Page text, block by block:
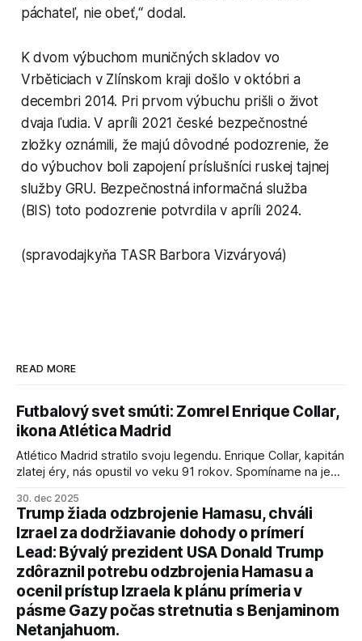
páchateľ, nie obeť,“ dodal.
K dvom výbuchom muničných skladov vo
Vrběticiach v Zlínskom kraji došlo v októbri a
decembri 2014. Pri prvom výbuchu prišli o život
dvaja ľudia. V apríli 2021 české bezpečnostné
zložky oznámili, že majú dôvodné podozrenie, že
do výbuchov boli zapojení príslušníci ruskej tajnej
služby GRU. Bezpečnostná informačná služba
(BIS) toto podozrenie potvrdila v apríli 2024.
(spravodajkyňa TASR Barbora Vizváryová)
READ MORE
Futbalový svet smúti: Zomrel Enrique Collar,
ikona Atlética Madrid
Atlético Madrid stratilo svoju legendu. Enrique Collar, kapitán
zlatej éry, nás opustil vo veku 91 rokov. Spomíname na jeho
30. dec 2025
Trump žiada odzbrojenie Hamasu, chváli
Izrael za dodržiavanie dohody o prímerí
Lead: Bývalý prezident USA Donald Trump
zdôraznil potrebu odzbrojenia Hamasu a
ocenil prístup Izraela k plánu prímeria v
pásme Gazy počas stretnutia s Benjaminom
Netanjahuom.